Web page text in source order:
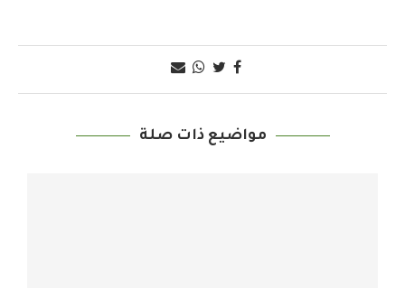
مواضيع ذات صلة